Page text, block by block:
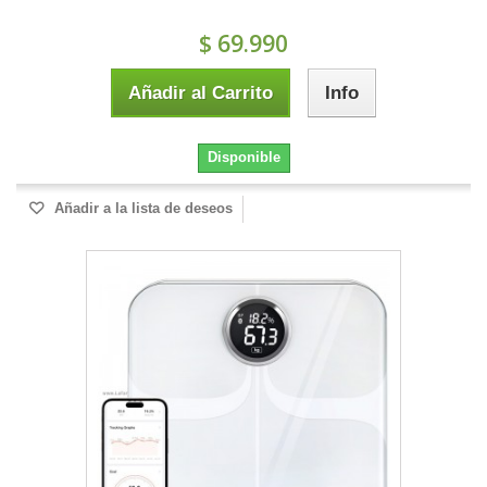
$ 69.990
Añadir al Carrito Info
Disponible
Añadir a la lista de deseos